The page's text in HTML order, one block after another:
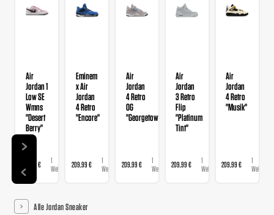
Air
Jordan 1
Low SE
Wmns
"Desert
Berry"
139,99 €
1
Webshop
Eminem
x Air
Jordan
4 Retro
"Encore"
209,99 €
1
Webshop
Air
Jordan
4 Retro
OG
"Georgetown"
209,99 €
1
Webshop
Air
Jordan
3 Retro
Flip
"Platinum
Tint"
209,99 €
1
Webshop
Air
Jordan
4 Retro
"Musik"
209,99 €
1
Webshop
Alle Jordan Sneaker